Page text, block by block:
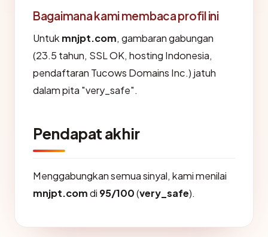
Bagaimana kami membaca profil ini
Untuk mnjpt.com, gambaran gabungan
(23.5 tahun, SSL OK, hosting Indonesia,
pendaftaran Tucows Domains Inc.) jatuh
dalam pita "very_safe".
Pendapat akhir
Menggabungkan semua sinyal, kami menilai
mnjpt.comdi 95/100(very_safe).